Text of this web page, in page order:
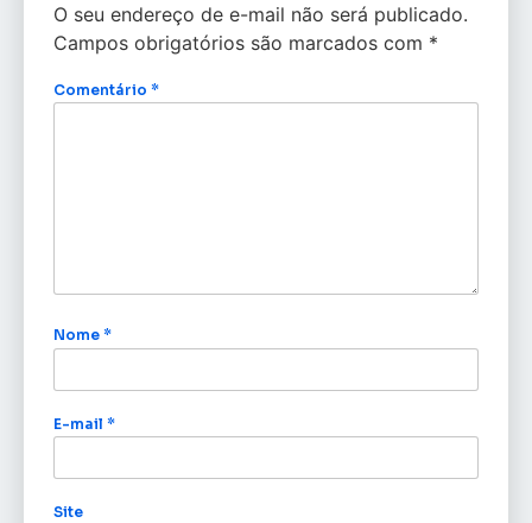
O seu endereço de e-mail não será publicado.
Campos obrigatórios são marcados com *
Comentário *
Nome *
E-mail *
Site